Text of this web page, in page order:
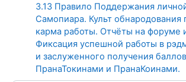
3.13 Правило Поддержания
Самопиара. Культ обнародования
карма работы. Отчёты на форуме
Фиксация успешной работы в
и заслуженного получения
ПранаТокинами и ПранаКоинами.